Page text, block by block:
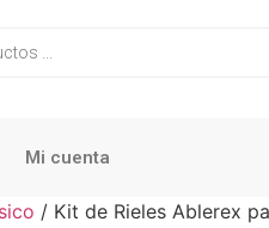
Mi cuenta
/ Kit de Rieles Ablerex